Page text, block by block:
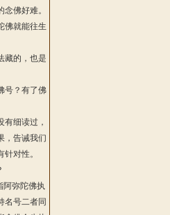
佛好难。
佛就能往生
藏的，也是
号？有了佛
有细读过，
，告诫我们
对性。
阿弥陀佛执
名号二者同